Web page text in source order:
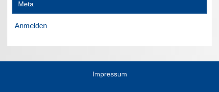
Meta
Anmelden
Impressum